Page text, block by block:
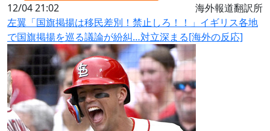
12/04 21:02
海外報道翻訳所
左翼「国旗掲揚は移民差別！禁止しろ！！」イギリス各地
で国旗掲揚を巡る議論が紛糾…対立深まる[海外の反応]